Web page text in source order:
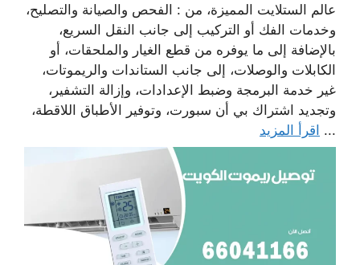
عالم الستلايت المميزة، من : الفحص والصيانة والتصليح،
وخدمات الفك أو التركيب إلى جانب النقل السريع،
بالإضافة إلى ما يوفره من قطع الغيار والملحقات، أو
الكابلات والوصلات، إلى جانب الستاندات والريموتات،
غير خدمة البرمجة وضبط الإعدادات، وإزالة التشفير،
وتجديد اشتراك بي أن سبورت، وتوفير الأطباق اللاقطة،
... اقرأ المزيد